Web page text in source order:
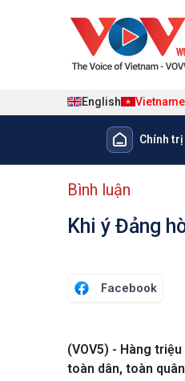
English
Main navigation
Chính trị
menu phụ tiếng
Bình luận
Khi ý Đảng
Facebook
(VOV5) - Hàng
toàn dân, toàn